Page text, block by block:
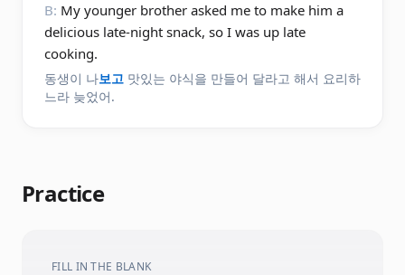
B: My younger brother asked me to make him a
delicious late-night snack, so I was up late
cooking.
동생이 나보고 맛있는 야식을 만들어 달라고 해서 요리하
느라 늦었어.
Practice
FILL IN THE BLANK